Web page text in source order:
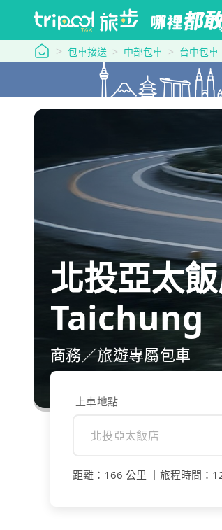
tripool 旅步
包車接送 中部包車 台中包車
北投亞太
Taichung
商務／旅遊專屬包車
上車地點
距離 ： 166 公里 旅程時間 ：